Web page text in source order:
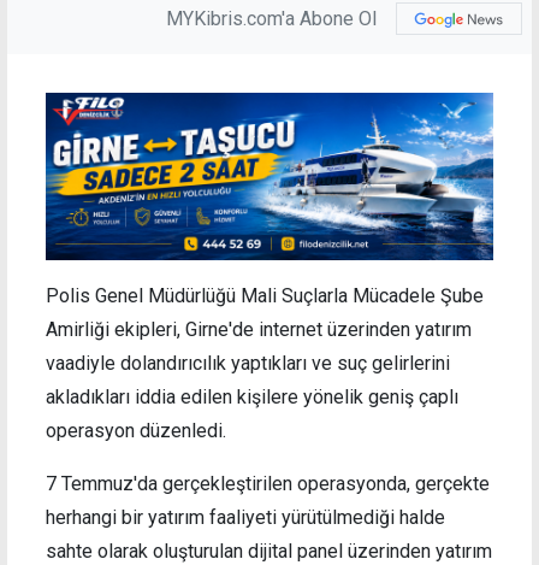
MYKibris.com'a Abone Ol
Polis Genel Müdürlüğü Mali Suçlarla Mücadele Şube
Amirliği ekipleri, Girne'de internet üzerinden yatırım
vaadiyle dolandırıcılık yaptıkları ve suç gelirlerini
akladıkları iddia edilen kişilere yönelik geniş çaplı
operasyon düzenledi.
7 Temmuz'da gerçekleştirilen operasyonda, gerçekte
herhangi bir yatırım faaliyeti yürütülmediği halde
sahte olarak oluşturulan dijital panel üzerinden yatırım